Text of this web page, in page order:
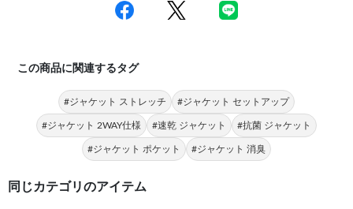
この商品に関連するタグ
#ジャケット ストレッチ #ジャケット セットアップ
#ジャケット 2WAY仕様 #速乾 ジャケット #抗菌 ジャケット
#ジャケット ポケット #ジャケット 消臭
同じカテゴリのアイテム